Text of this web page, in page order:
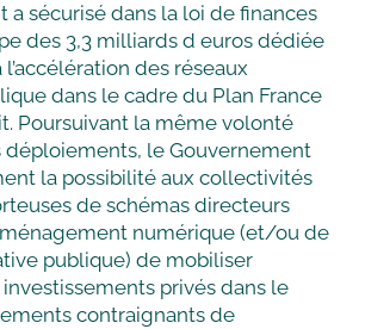
a sécurisé dans la loi de finances
des 3,3 milliards d euros dédiée
des réseaux
dans le cadre du Plan France
Poursuivant la même volonté
déploiements, le Gouvernement
la possibilité aux collectivités
de schémas directeurs
numérique (et/ou de
publique) de mobiliser
privés dans le
contraignants de